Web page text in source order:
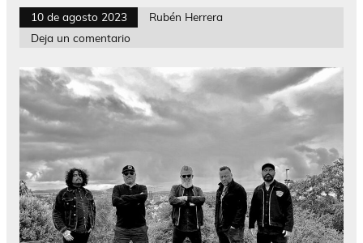
10 de agosto 2023
Rubén Herrera
Deja un comentario